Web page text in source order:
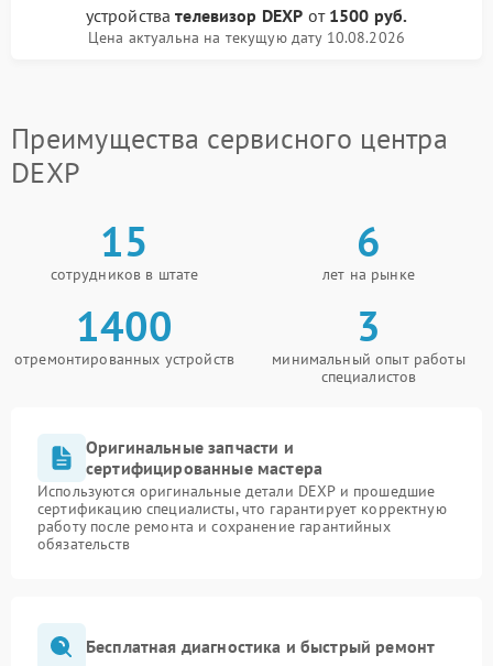
устройствателевизор DEXP от 1500 руб.
Цена актуальна на текущую дату 10.08.2026
Преимущества сервисного центра
DEXP
15
сотрудников в штате
6
лет на рынке
1400
отремонтированных устройств
3
минимальный опыт работы
специалистов
Оригинальные запчасти и
сертифицированные мастера
Используются оригинальные детали DEXP и прошедшие
сертификацию специалисты, что гарантирует корректную
работу после ремонта и сохранение гарантийных
обязательств
Бесплатная диагностика и быстрый ремонт